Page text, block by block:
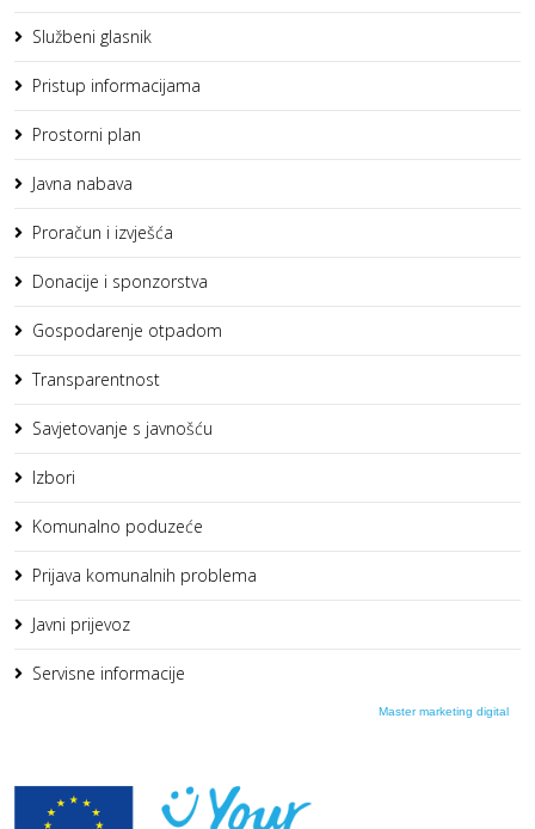
Službeni glasnik
Pristup informacijama
Prostorni plan
Javna nabava
Proračun i izvješća
Donacije i sponzorstva
Gospodarenje otpadom
Transparentnost
Savjetovanje s javnošću
Izbori
Komunalno poduzeće
Prijava komunalnih problema
Javni prijevoz
Servisne informacije
Master marketing digital